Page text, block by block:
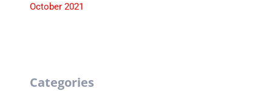
October 2021
Categories